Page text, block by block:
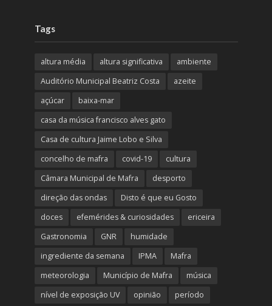
Tags
altura média altura significativa
ambiente
Auditório Municipal Beatriz Costa
azeite
açúcar
baixa-mar
casa da música francisco alves gato
Casa de cultura Jaime Lobo e Silva
concelho de mafra
covid-19
cultura
Câmara Municipal de Mafra
desporto
direção das ondas
Disto é que eu Gosto
doces
efemérides & curiosidades
ericeira
Gastronomia
GNR
humidade
ingrediente da semana
IPMA
Mafra
meteorologia
Município de Mafra
música
nível de exposição UV
opinião período